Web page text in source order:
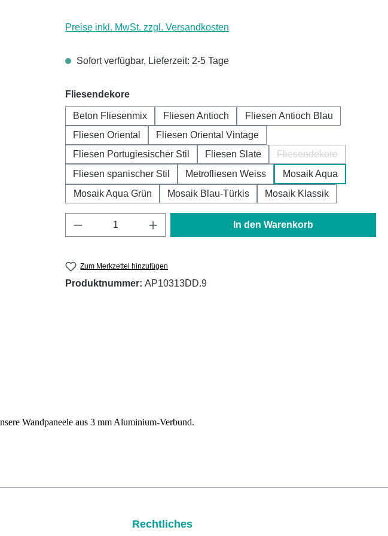
Preise inkl. MwSt. zzgl. Versandkosten
Sofort verfügbar, Lieferzeit: 2-5 Tage
Fliesendekoreauswählen
Beton Fliesenmix Fliesen Antioch
Fliesen Antioch Blau
Fliesen Oriental
Fliesen Oriental Vintage
Fliesen Portugiesischer Stil
Fliesen Slate Fliesendekore
(Diese Option ist
Fliesen spanischer Stil Metrofliesen Weiss
Mosaik Aqua
Mosaik Aqua Grün
Mosaik Blau-Türkis Mosaik Klassik
Produkt Anzahl: Gib den gewünschten Wert ein
In den Warenkorb
Zum Merkzettel hinzufügen
Produktnummer: AP10313DD.9
Wandpaneele aus 3 mm Aluminium-Verbund.
Rechtliches